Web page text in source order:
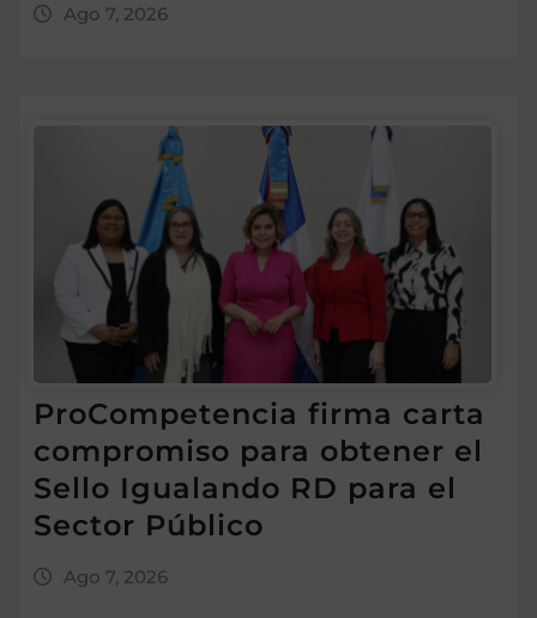
Ago 7, 2026
ProCompetencia firma carta
compromiso para obtener el
Sello Igualando RD para el
Sector Público
Ago 7, 2026